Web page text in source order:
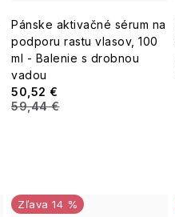
Pánske aktivačné sérum na
podporu rastu vlasov, 100
ml - Balenie s drobnou
vadou
50,52 €
59,44 €
14 %